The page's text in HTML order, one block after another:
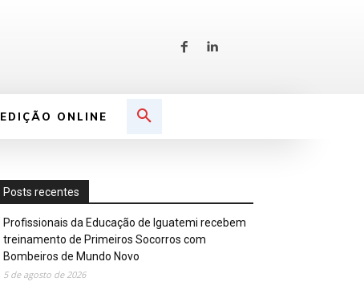
EDIÇÃO ONLINE
Posts recentes
Profissionais da Educação de Iguatemi recebem
treinamento de Primeiros Socorros com
Bombeiros de Mundo Novo
5 de agosto de 2026